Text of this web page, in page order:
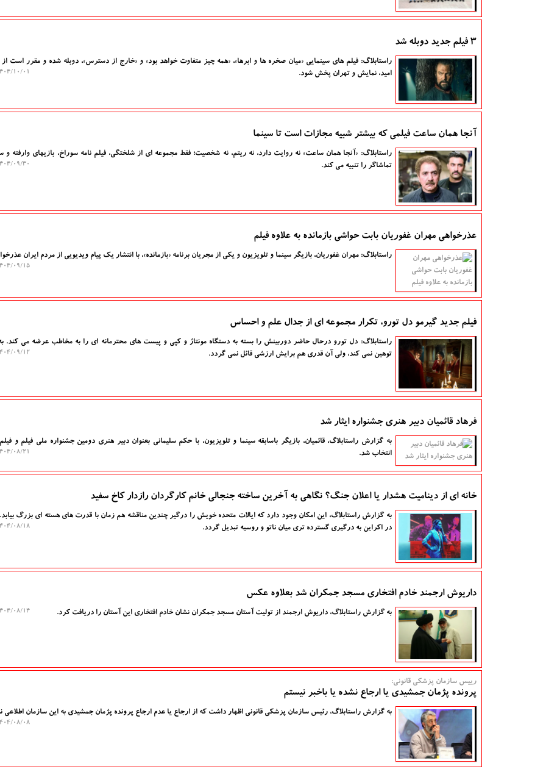
۳ فیلم جدید دوبله شد
راستابلاگ: فیلم های سینمایی «میان صخره ها و ابرها»، «همه چیز متفاوت خواهد بود» و «خارج از دسترس»، دوبله شده و مقرر است
امید، نمایش و تهران پخش شود.
۱۴۰۴/۱۰/۰۱
آنجا همان ساعت فیلمی که بیشتر شبیه مجازات است تا سینما
راستابلاگ: «آنجا همان ساعت» نه روایت دارد، نه ریتم، نه شخصیت؛ فقط مجموعه ای از شلختگی، فیلم نامه سوراخ، بازیهای وارفته و
تماشاگر را تنبیه می کند.
۱۴۰۴/۰۹/۳۰
عذرخواهی مهران غفوریان بابت حواشی بازمانده به علاوه فیلم
راستابلاگ: مهران غفوریان، بازیگر سینما و تلویزیون و یکی از مجریان برنامه «بازمانده»، با انتشار یک پیام ویدیویی از مردم ایران
۱۴۰۴/۰۹/۱۵
فیلم جدید گیرمو دل تورو، تکرار مجموعه ای از جدال علم و احساس
راستابلاگ: دل تورو درحال حاضر دوربینش را بسته به دستگاه مونتاژ و کپی و پیست های محترمانه ای را به مخاطب عرضه می کند.
توهین نمی کند، ولی آن قدری هم برایش ارزشی قائل نمی گردد.
۱۴۰۴/۰۹/۱۲
فرهاد قائمیان دبیر هنری جشنواره ایثار شد
به گزارش راستابلاگ، قائمیان، بازیگر باسابقه سینما و تلویزیون، با حکم سلیمانی بعنوان دبیر هنری دومین جشنواره ملی فیلم و فیلم
انتخاب شد.
۱۴۰۴/۰۸/۲۱
خانه ای از دینامیت هشدار یا اعلان جنگ؟ نگاهی به آخرین ساخته جنجالی خانم کارگردان رازدار کاخ سفید
به گزارش راستابلاگ، این امکان وجود دارد که ایالات متحده خویش را درگیر چندین مناقشه هم زمان با قدرت های هسته ای بزرگ
در اکراین به درگیری گسترده تری میان ناتو و روسیه تبدیل گردد.
۱۴۰۴/۰۸/۱۸
داریوش ارجمند خادم افتخاری مسجد جمکران شد بعلاوه عکس
به گزارش راستابلاگ، داریوش ارجمند از تولیت آستان مسجد جمکران نشان خادم افتخاری این آستان را دریافت کرد. ۱۴۰۴/۰۸/۱۴
رییس سازمان پزشکی قانونی:
پرونده پژمان جمشیدی یا ارجاع نشده یا باخبر نیستم
به گزارش راستابلاگ، رئیس سازمان پزشکی قانونی اظهار داشت که از ارجاع یا عدم ارجاع پرونده پژمان جمشیدی به این سازمان اطلاعی
۱۴۰۴/۰۸/۰۸